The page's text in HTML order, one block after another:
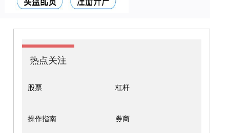
热点关注
股票 杠杆
操作指南 券商